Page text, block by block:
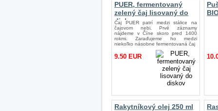
PUER, fermentovaný
zelený čaj lisovaný do
diskov
Čaj PUER patrí medzi stálice na
čajovom nebi. Prvé záznamy
nájdeme v Číne skoro pred 1400
rokmi. Zaraďujeme ho medzi
niekoľko násobne fermentovaná čaj
9.50 EUR
Rakytníkový olej 250 ml